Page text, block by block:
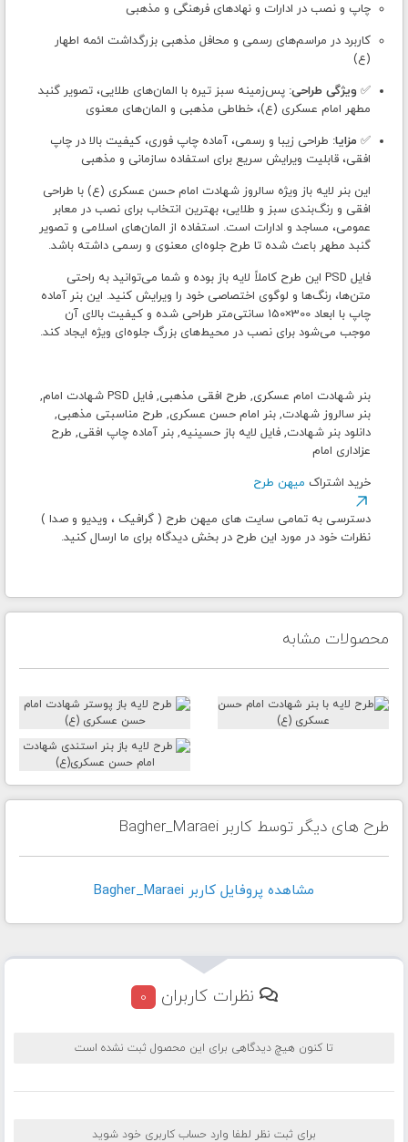
چاپ و نصب در ادارات و نهادهای فرهنگی و مذهبی
کاربرد در مراسم‌های رسمی و محافل مذهبی بزرگداشت ائمه اطهار
(ع)
✅ ویژگی طراحی: پس‌زمینه سبز تیره با المان‌های طلایی، تصویر گنبد
مطهر امام عسکری (ع)، خطاطی مذهبی و المان‌های معنوی
✅ مزایا: طراحی زیبا و رسمی، آماده چاپ فوری، کیفیت بالا در چاپ
افقی، قابلیت ویرایش سریع برای استفاده سازمانی و مذهبی
این بنر لایه باز ویژه سالروز شهادت امام حسن عسکری (ع) با طراحی
افقی و رنگ‌بندی سبز و طلایی، بهترین انتخاب برای نصب در معابر
عمومی، مساجد و ادارات است. استفاده از المان‌های اسلامی و تصویر
گنبد مطهر باعث شده تا طرح جلوه‌ای معنوی و رسمی داشته باشد.
فایل PSD این طرح کاملاً لایه باز بوده و شما می‌توانید به راحتی
متن‌ها، رنگ‌ها و لوگوی اختصاصی خود را ویرایش کنید. این بنر آماده
چاپ با ابعاد 300×150 سانتی‌متر طراحی شده و کیفیت بالای آن
موجب می‌شود برای نصب در محیط‌های بزرگ جلوه‌ای ویژه ایجاد کند.
بنر شهادت امام عسکری, طرح افقی مذهبی, فایل PSD شهادت امام,
بنر سالروز شهادت, بنر امام حسن عسکری, طرح مناسبتی مذهبی,
دانلود بنر شهادت, فایل لایه باز حسینیه, بنر آماده چاپ افقی, طرح
عزاداری امام
خرید اشتراک میهن طرح
دسترسی به تمامی سایت های میهن طرح ( گرافیک ، ویدیو و صدا )
نظرات خود در مورد این طرح در بخش دیدگاه برای ما ارسال کنید.
محصولات مشابه
طرح های دیگر توسط کاربر Bagher_Maraei
مشاهده پروفايل کاربر Bagher_Maraei
نظرات کاربران 0
تا کنون هیچ دیدگاهی برای این محصول ثبت نشده است
برای ثبت نظر لطفا وارد حساب کاربری خود شوید